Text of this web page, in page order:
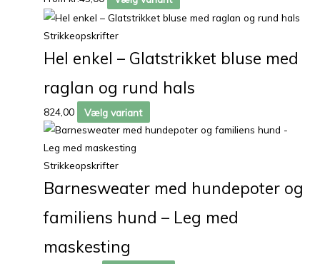
Strikkeopskrifter
Hel enkel – Glatstrikket bluse med
raglan og rund hals
824,00 Vælg variant
Strikkeopskrifter
Barnesweater med hundepoter og
familiens hund – Leg med
maskesting